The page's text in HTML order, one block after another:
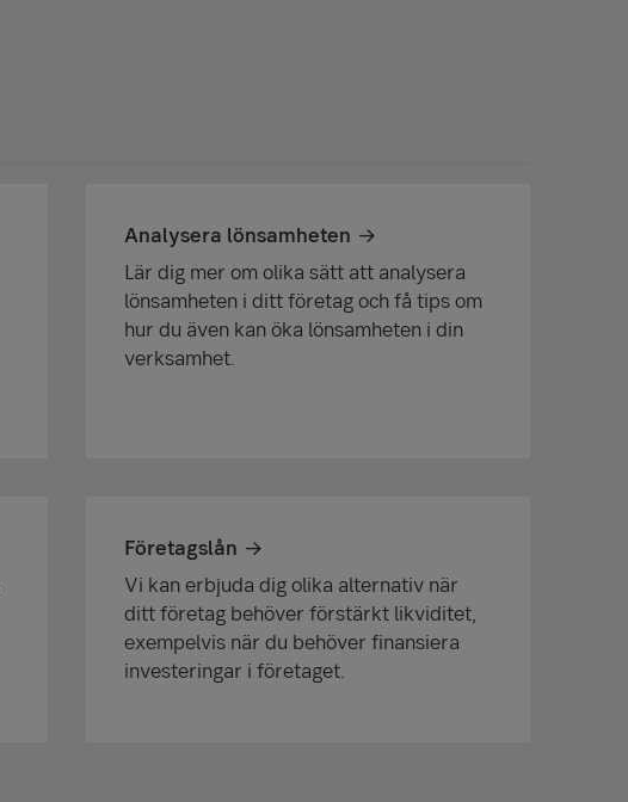
Analysera lönsamheten
Lär dig mer om olika sätt att analysera
lönsamheten i ditt företag och få tips om
hur du även kan öka lönsamheten i din
verksamhet.
Företagslån
Vi kan erbjuda dig olika alternativ när
ditt företag behöver förstärkt likviditet,
exempelvis när du behöver finansiera
investeringar i företaget.